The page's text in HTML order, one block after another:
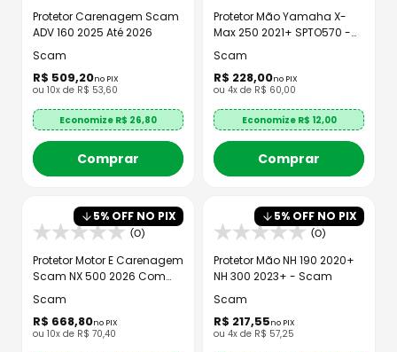
Protetor Carenagem Scam
ADV 160 2025 Até 2026
Scam
R$ 509,20no PIX
ou 10x de R$ 53,60
Economize R$ 26,80
Comprar
Protetor Mão Yamaha X-
Max 250 2021+ SPTO570 -
Scam
Scam
R$ 228,00no PIX
ou 4x de R$ 60,00
Economize R$ 12,00
Comprar
5% OFF NO PIX
(0)
Protetor Motor E Carenagem
Scam NX 500 2026 Com
Pedaleiras
Scam
R$ 668,80no PIX
ou 10x de R$ 70,40
5% OFF NO PIX
(0)
Protetor Mão NH 190 2020+
NH 300 2023+ - Scam
Scam
R$ 217,55no PIX
ou 4x de R$ 57,25